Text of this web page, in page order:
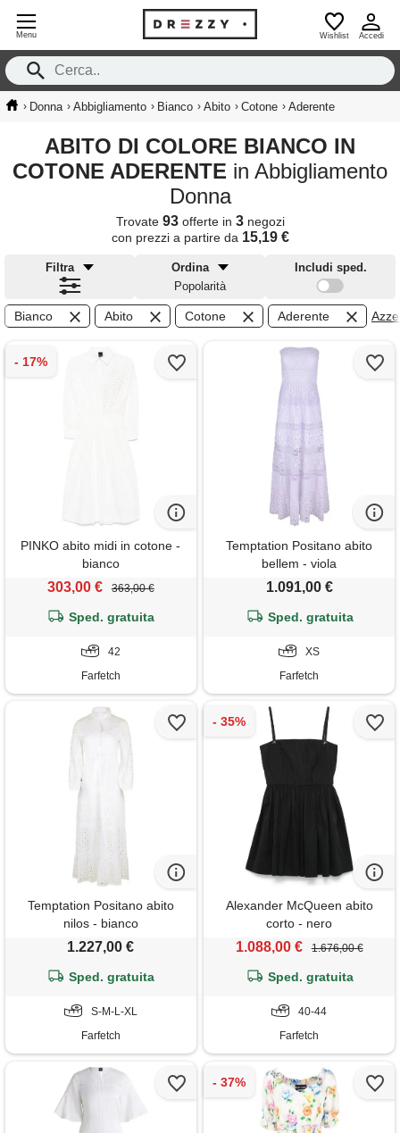
Menu Wishlist Accedi
› Donna › Abbigliamento › Bianco › Abito › Cotone › Aderente
ABITO DI COLORE BIANCO IN
COTONE ADERENTE in Abbigliamento
Donna
Trovate 93offerte in 3negozi
con prezzi a partire da 15,19 €
Filtra
Ordina
Popolarità
Includi sped.
Bianco Abito Cotone Aderente
PINKO abito midi in cotone -
bianco
303,00 € 363,00 €
Sped. gratuita
42
Farfetch
Temptation Positano abito
bellem - viola
1.091,00 €
Sped. gratuita
XS
Farfetch
Temptation Positano abito
nilos - bianco
1.227,00 €
Sped. gratuita
S-M-L-XL
Farfetch
Alexander McQueen abito
corto - nero
1.088,00 € 1.676,00 €
Sped. gratuita
40-44
Farfetch